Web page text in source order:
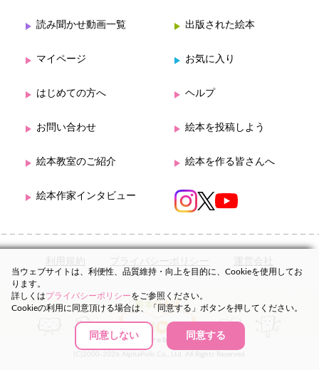
読み聞かせ動画一覧 出版された絵本
マイページ お気に入り
はじめての方へ ヘルプ
お問い合わせ 絵本を投稿しよう
絵本教室のご紹介 絵本を作る皆さんへ
絵本作家インタビュー
利用規約 プライバシーポリシー 運営会社
(C)2000-2026 AlphaPolis Co., Ltd. All Rights Reserved.
当ウェブサイトは、利便性、品質維持・向上を目的に、Cookieを使用してお
ります。
詳しくはプライバシーポリシーをご参照ください。
Cookieの利用に同意頂ける場合は、「同意する」ボタンを押してください。
同意しない 同意する